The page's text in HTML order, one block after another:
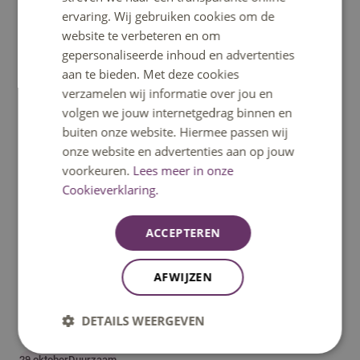
Veel geluid, overal mensen die je aanspreken en allerlei
activiteiten waar je aan mee kunt doen. Een open dag is
niet voor iedereen een fijne kennismaking met een studie,
zeker niet als je neurodivers bent. Daarom organiseerde
Fontys Engineering op 2 november een prikkelarme
voorlichting voor studenten in spe.
Kleine peuk, groot probleem: Campagne tegen
sigarettenpeuken op de grond
ervaring. Wij gebruiken cookies om de
website te verbeteren en om
gepersonaliseerde inhoud en advertenties
aan te bieden. Met deze cookies
verzamelen wij informatie over jou en
volgen we jouw internetgedrag binnen en
buiten onze website. Hiermee passen wij
onze website en advertenties aan op jouw
voorkeuren. Lees meer in onze
Cookieverklaring.
ACCEPTEREN
AFWIJZEN
DETAILS WEERGEVEN